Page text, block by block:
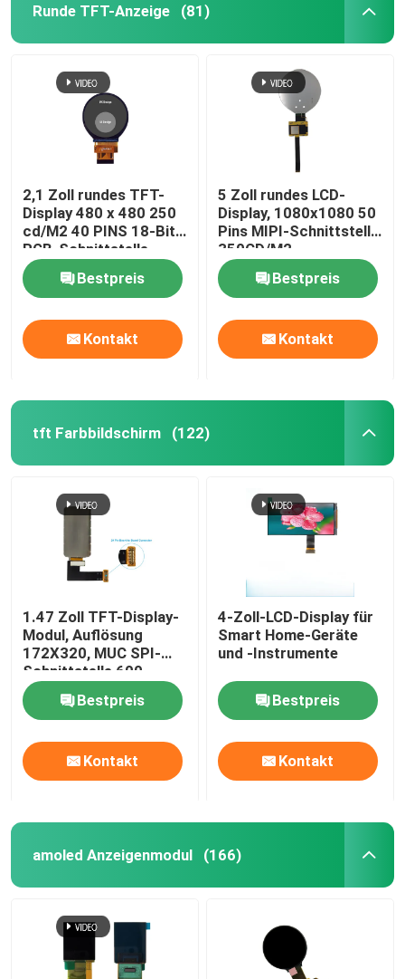
Runde TFT-Anzeige (81)
2,1 Zoll rundes TFT-
Display 480 x 480 250
cd/M2 40 PINS 18-Bit-
RGB-Schnittstelle
Bestpreis
Kontakt
5 Zoll rundes LCD-
Display, 1080x1080 50
Pins MIPI-Schnittstelle
350CD/M2
Bestpreis
Kontakt
tft Farbbildschirm (122)
1.47 Zoll TFT-Display-
Modul, Auflösung
172X320, MUC SPI-
Schnittstelle 600
CD/M2
Bestpreis
Kontakt
4-Zoll-LCD-Display für
Smart Home-Geräte
und -Instrumente
Bestpreis
Kontakt
amoled Anzeigenmodul (166)